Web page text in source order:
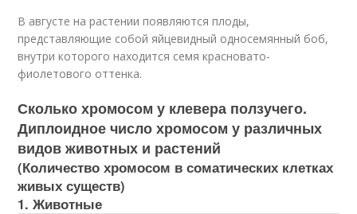
В августе на растении появляются плоды,
представляющие собой яйцевидный односемянный боб,
внутри которого находится семя красновато-
фиолетового оттенка.
Сколько хромосом у клевера ползучего.
Диплоидное число хромосом у различных
видов животных и растений
(Количество хромосом в соматических клетках
живых существ)
1. Животные